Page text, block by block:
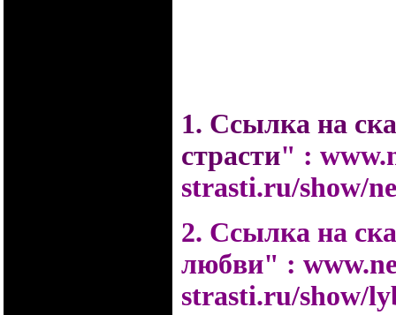
1. Ссылка на
страсти" :
strasti.ru/show/
2. Ссылка на
любви" :
strasti.ru/show/